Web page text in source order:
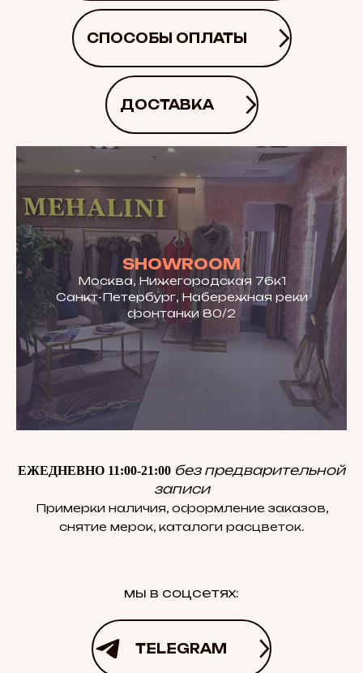
СПОСОБЫ ОПЛАТЫ
ДОСТАВКА
SHOWROOM
Москва, Нижегородская 76к1
Санкт-Петербург, Набережная реки
фонтанки 80/2
ЕЖЕДНЕВНО 11:00-21:00 без предварительной
записи
Примерки наличия, оформление заказов,
снятие мерок, каталоги расцветок.
мы в соцсетях:
TELEGRAM